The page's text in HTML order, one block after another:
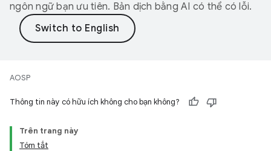
ngôn ngữ bạn ưu tiên. Bản dịch bằng AI có thể có lỗi.
AOSP
Thông tin này có hữu ích không cho bạn không?
Trên trang này
Tóm tắt